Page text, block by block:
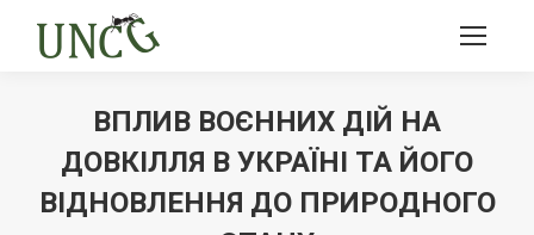
ВПЛИВ ВОЄННИХ ДІЙ НА
ДОВКІЛЛЯ В УКРАЇНІ ТА ЙОГО
ВІДНОВЛЕННЯ ДО ПРИРОДНОГО